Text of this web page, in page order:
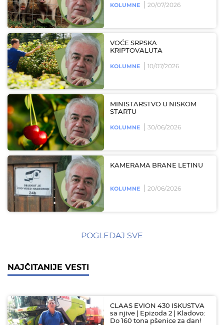
KOLUMNE 20/07/2026
VOĆE SRPSKA
KRIPTOVALUTA
KOLUMNE 10/07/2026
MINISTARSTVO U NISKOM
STARTU
KOLUMNE 30/06/2026
KAMERAMA BRANE LETINU
KOLUMNE 20/06/2026
POGLEDAJ SVE
NAJČITANIJE VESTI
CLAAS EVION 430 ISKUSTVA
sa njive | Epizoda 2 | Kladovo:
Do 160 tona pšenice za dan!